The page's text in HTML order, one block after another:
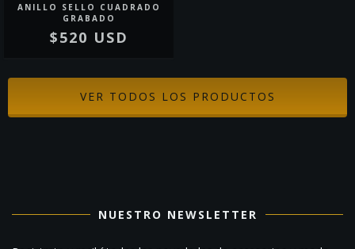
ANILLO SELLO CUADRADO
GRABADO
$520 USD
VER TODOS LOS PRODUCTOS
NUESTRO NEWSLETTER